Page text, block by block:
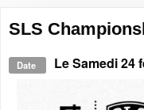
SLS
Date LeSamedi 24